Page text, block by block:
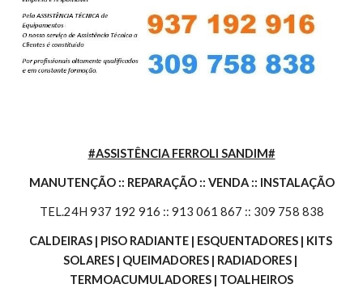
#ASSISTÊNCIA FERROLI SANDIM#
MANUTENÇÃO :: REPARAÇÃO :: VENDA :: INSTALAÇÃO
TEL.24H 937 192 916 :: 913 061 867 :: 309 758 838
CALDEIRAS | PISO RADIANTE | ESQUENTADORES | KITS
SOLARES | QUEIMADORES | RADIADORES |
TERMOACUMULADORES | TOALHEIROS